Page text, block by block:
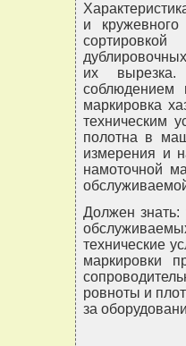
и
их
соблюдением
маркировка
техническим
полотна в
измерения и
намоточной
Должен знать:
технические
маркировки
ровноты и
за